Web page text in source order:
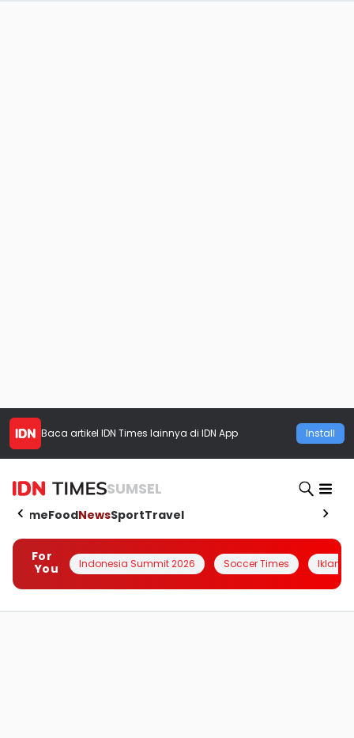
Baca artikel IDN Times lainnya di IDN App Install
SUMSEL
HomeFoodNewsSportTravel
For
You
Indonesia Summit 2026 Soccer Times Iklanin